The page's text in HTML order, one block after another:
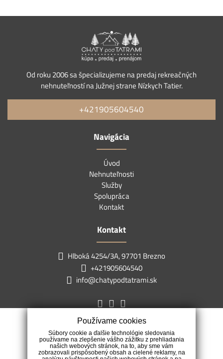
Od roku 2006 sa špecializujeme na predaj rekreačných
nehnuteľností na Južnej strane Nízkych Tatier.
+421905604540
Navigácia
Úvod
Nehnuteľnosti
Služby
Spolupráca
Kontakt
Kontakt
Hlboká 4254/3A, 97701 Brezno
+421905604540
info@chatypodtatrami.sk
Používame cookies
Súbory cookie a ďalšie technológie sledovania
používame na zlepšenie vášho zážitku z prehliadania
našich webových stránok, na to, aby sme vám
zobrazovali prispôsobený obsah a cielené reklamy, na